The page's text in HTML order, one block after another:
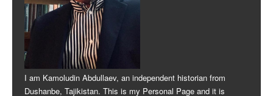
I am Kamoludin Abdullaev, an independent historian from
Dushanbe, Tajikistan. This is my Personal Page and it is